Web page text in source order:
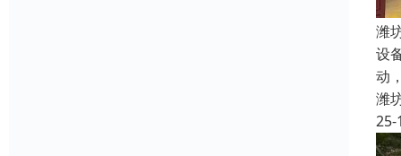
潍
设
动
潍
25-